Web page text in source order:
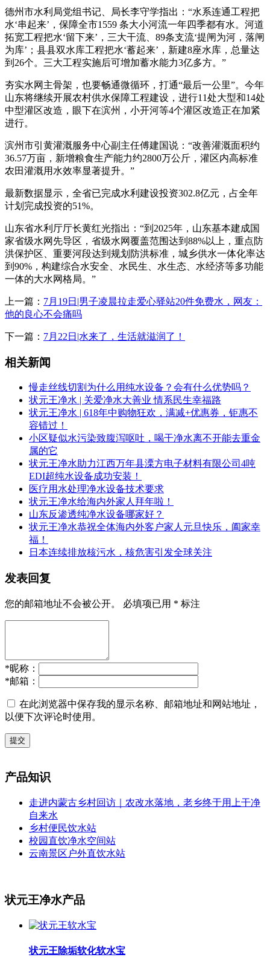
德州市水利局党组书记、局长李守学指出：“水系连通工程把
水‘串起来’，保障全市1559 条大小河流一年四季都有水。河道
拓宽工程把水‘留下来’，三大干流、89条支流‘提闸为河，落闸
为库’；县县双水库工程把水‘蓄起来’，新建8座水库，总量达
到26个。三大工程实施后可增加蓄水能力3亿多方。”
夯实水网主骨架，也要畅通微循环，打通“最后一公里”。今年
山东将继续开展农村供水保障工程建设，进行11处大型和14处
中型灌区改造，眼下在滨州，小开河等4个灌区改造正在加紧
进行。
滨州市引黄灌溉服务中心副主任傅建国说：“改善灌溉面积约
36.57万亩，新增粮食生产能力约2800万公斤，灌区内高标准
农田灌溉用水效率显著提升。”
最新数据显示，全省已完成水利建设投资302.8亿元，占全年
计划完成投资的51%。
山东省水利厅厅长黄红光指出：“到2025年，山东基本建成国
家省级水网先导区，省级水网覆盖范围达到88%以上，重点防
洪保护区、重要河段达到规划防洪标准，城乡供水一体化率达
到90%，构建综合水安全、水民生、水生态、水经济等多功能
一体的大水网格局。”
上一篇： 7月19日|男子凌晨拉走爱心驿站20件免费水，网友：
他的良心不会痛吗
下一篇： 7月22日|水来了，生活就滋润了！
相关新闻
慢走丝线切割为什么用纯水设备？会有什么优势吗？
状元王净水 | 关爱净水大善业 情系民生幸福路
状元王净水 | 618年中购物狂欢，满减+优惠券，钜惠不
容错过！
小区疑似水污染致腹泻呕吐，喝干净水离不开能去重金
属的它
状元王净水助力江西万年县溧方电子材料有限公司4吨
EDI超纯水设备成功安装！
医疗用水处理净水设备技术要求
状元王净水给海内外家人拜年啦！
山东反渗透纯净水设备哪家好？
状元王净水恭祝全体海内外客户家人元旦快乐，阖家幸
福！
日本连续排放核污水，核危害引发全球关注
发表回复
您的邮箱地址不会被公开。 必填项已用 * 标注
*昵称：
*邮箱：
在此浏览器中保存我的显示名称、邮箱地址和网站地址，
以便下次评论时使用。
提交
产品知识
走进内蒙古乡村回访｜农改水落地，老乡终于用上干净
自来水
乡村便民饮水站
校园直饮净水空间站
云南景区户外直饮水站
状元王净水产品
状元王除垢软化软水宝